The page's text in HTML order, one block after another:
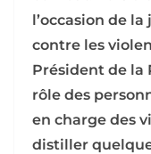
l’occasion de
contre les
Président de la
rôle des
en charge des
distiller